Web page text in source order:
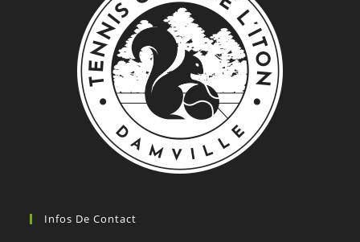
Infos De Contact